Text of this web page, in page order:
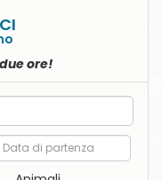
ore!
partenza